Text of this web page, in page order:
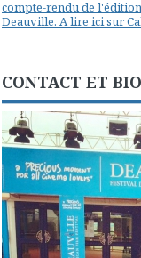
compte-rendu de
Deauville. A lire ici sur
CONTACT ET